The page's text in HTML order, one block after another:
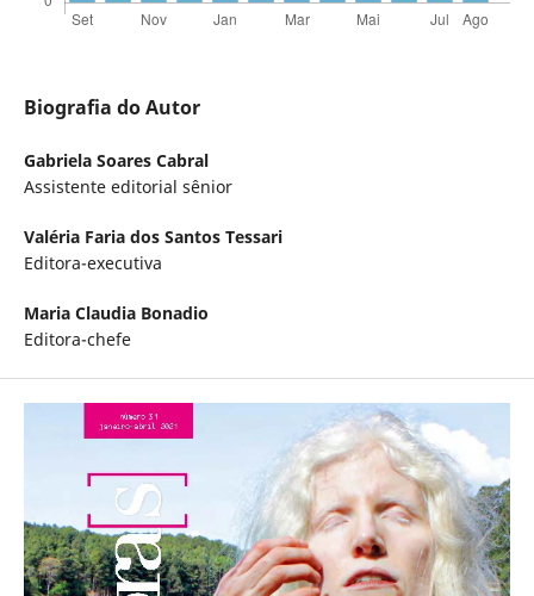
Biografia do Autor
Gabriela Soares Cabral
Assistente editorial sênior
Valéria Faria dos Santos Tessari
Editora-executiva
Maria Claudia Bonadio
Editora-chefe